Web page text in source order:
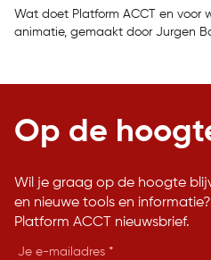
Wat doet Platform ACCT en voor
animatie, gemaakt door Jurgen
Op de
Wil je graag op de hoogte
en nieuwe tools en
Platform ACCT nieuwsbrief.